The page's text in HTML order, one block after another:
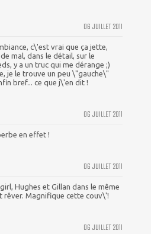
06 JUILLET 2011
c\'est vrai que ça jette,
mal, dans le détail, sur le
y a un truc qui me dérange ;)
je le trouve un peu \"gauche\"
bref... ce que j\'en dit !
06 JUILLET 2011
en effet !
06 JUILLET 2011
Hughes et Gillan dans le même
rêver. Magnifique cette couv\'!
06 JUILLET 2011